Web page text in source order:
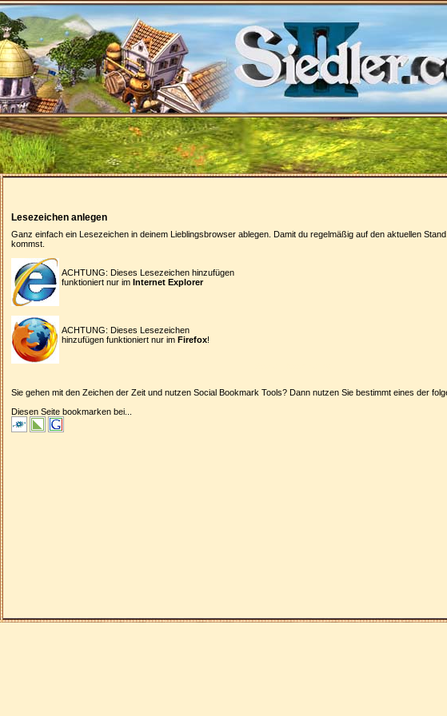
Lesezeichen anlegen
Ganz einfach ein Lesezeichen in deinem Lieblingsbrowser ablegen. Damit du regelmäßig auf den aktuellen
kommst.
ACHTUNG: Dieses Lesezeichen hinzufügen
funktioniert nur im Internet Explorer
ACHTUNG: Dieses Lesezeichen
hinzufügen funktioniert nur im Firefox!
Sie gehen mit den Zeichen der Zeit und nutzen Social Bookmark Tools? Dann nutzen Sie bestimmt eines der
Diesen Seite bookmarken bei